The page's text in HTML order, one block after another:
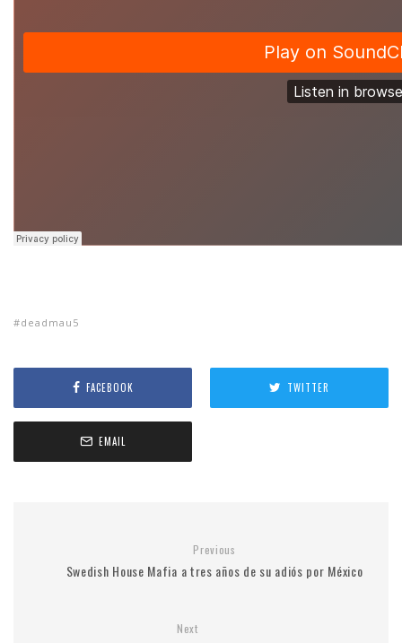
deadmau5
FACEBOOK TWITTER
EMAIL
Previous
Swedish House Mafia a tres años de su adiós por México
Next